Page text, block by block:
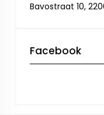
Bavostraat 10,
Facebook